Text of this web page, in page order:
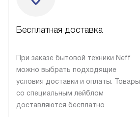
Бесплатная доставка
При заказе бытовой техники Neff
можно выбрать подходящие
условия доставки и оплаты. Товары
со специальным лейблом
доставляются бесплатно